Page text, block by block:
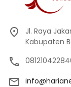
Jl. Raya
Kabupaten